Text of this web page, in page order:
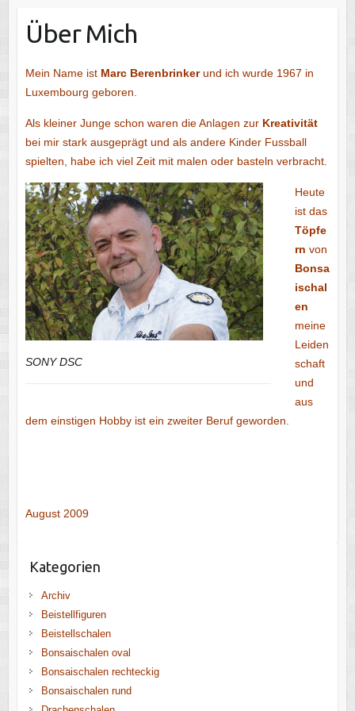
Über Mich
Mein Name ist Marc Berenbrinkerund ich wurde 1967 in
Luxembourg geboren.
Als kleiner Junge schon waren die Anlagen zur Kreativität
bei mir stark ausgeprägt und als andere Kinder Fussball
spielten, habe ich viel Zeit mit malen oder basteln verbracht.
SONY DSC
Heute
ist das
Töpfe
rn von
Bonsa
ischal
en
meine
Leiden
schaft
und
aus
dem einstigen Hobby ist ein zweiter Beruf geworden.
August 2009
Kategorien
Archiv
Beistellfiguren
Beistellschalen
Bonsaischalen oval
Bonsaischalen rechteckig
Bonsaischalen rund